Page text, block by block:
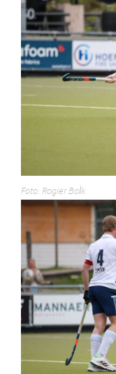
Foto: Rogier Balk